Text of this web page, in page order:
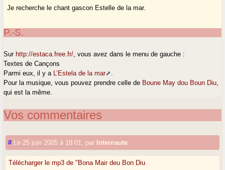
Je recherche le chant gascon Estelle de la mar.
P.-S.
Sur http://estaca.free.fr/ , vous avez dans le menu de gauche :
Textes de Cançons
Parmi eux, il y a
L’Estela de la mar
Pour la musique, vous pouvez prendre celle de Boune May dou Boun Diu
qui est la même.
Vos commentaires
# Le 25 juin 2005 à 18:01 par Internaute
Télécharger le mp3 de "Bona Mair deu Bon Diu